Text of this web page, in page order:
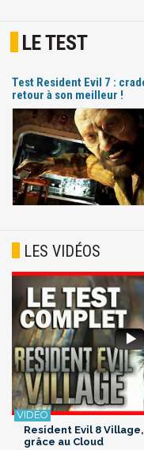
LE TEST
Test Resident Evil 7 :
retour à son meilleur !
LES VIDÉOS
Resident Evil 8
grâce au Cloud